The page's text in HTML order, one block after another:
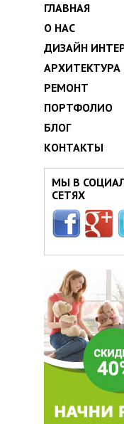
ГЛАВНАЯ
О НАС
ДИЗАЙН
АРХИТЕКТУРА
РЕМОНТ
ПОРТФОЛИО
БЛОГ
КОНТАКТЫ
МЫ В
СЕТЯХ